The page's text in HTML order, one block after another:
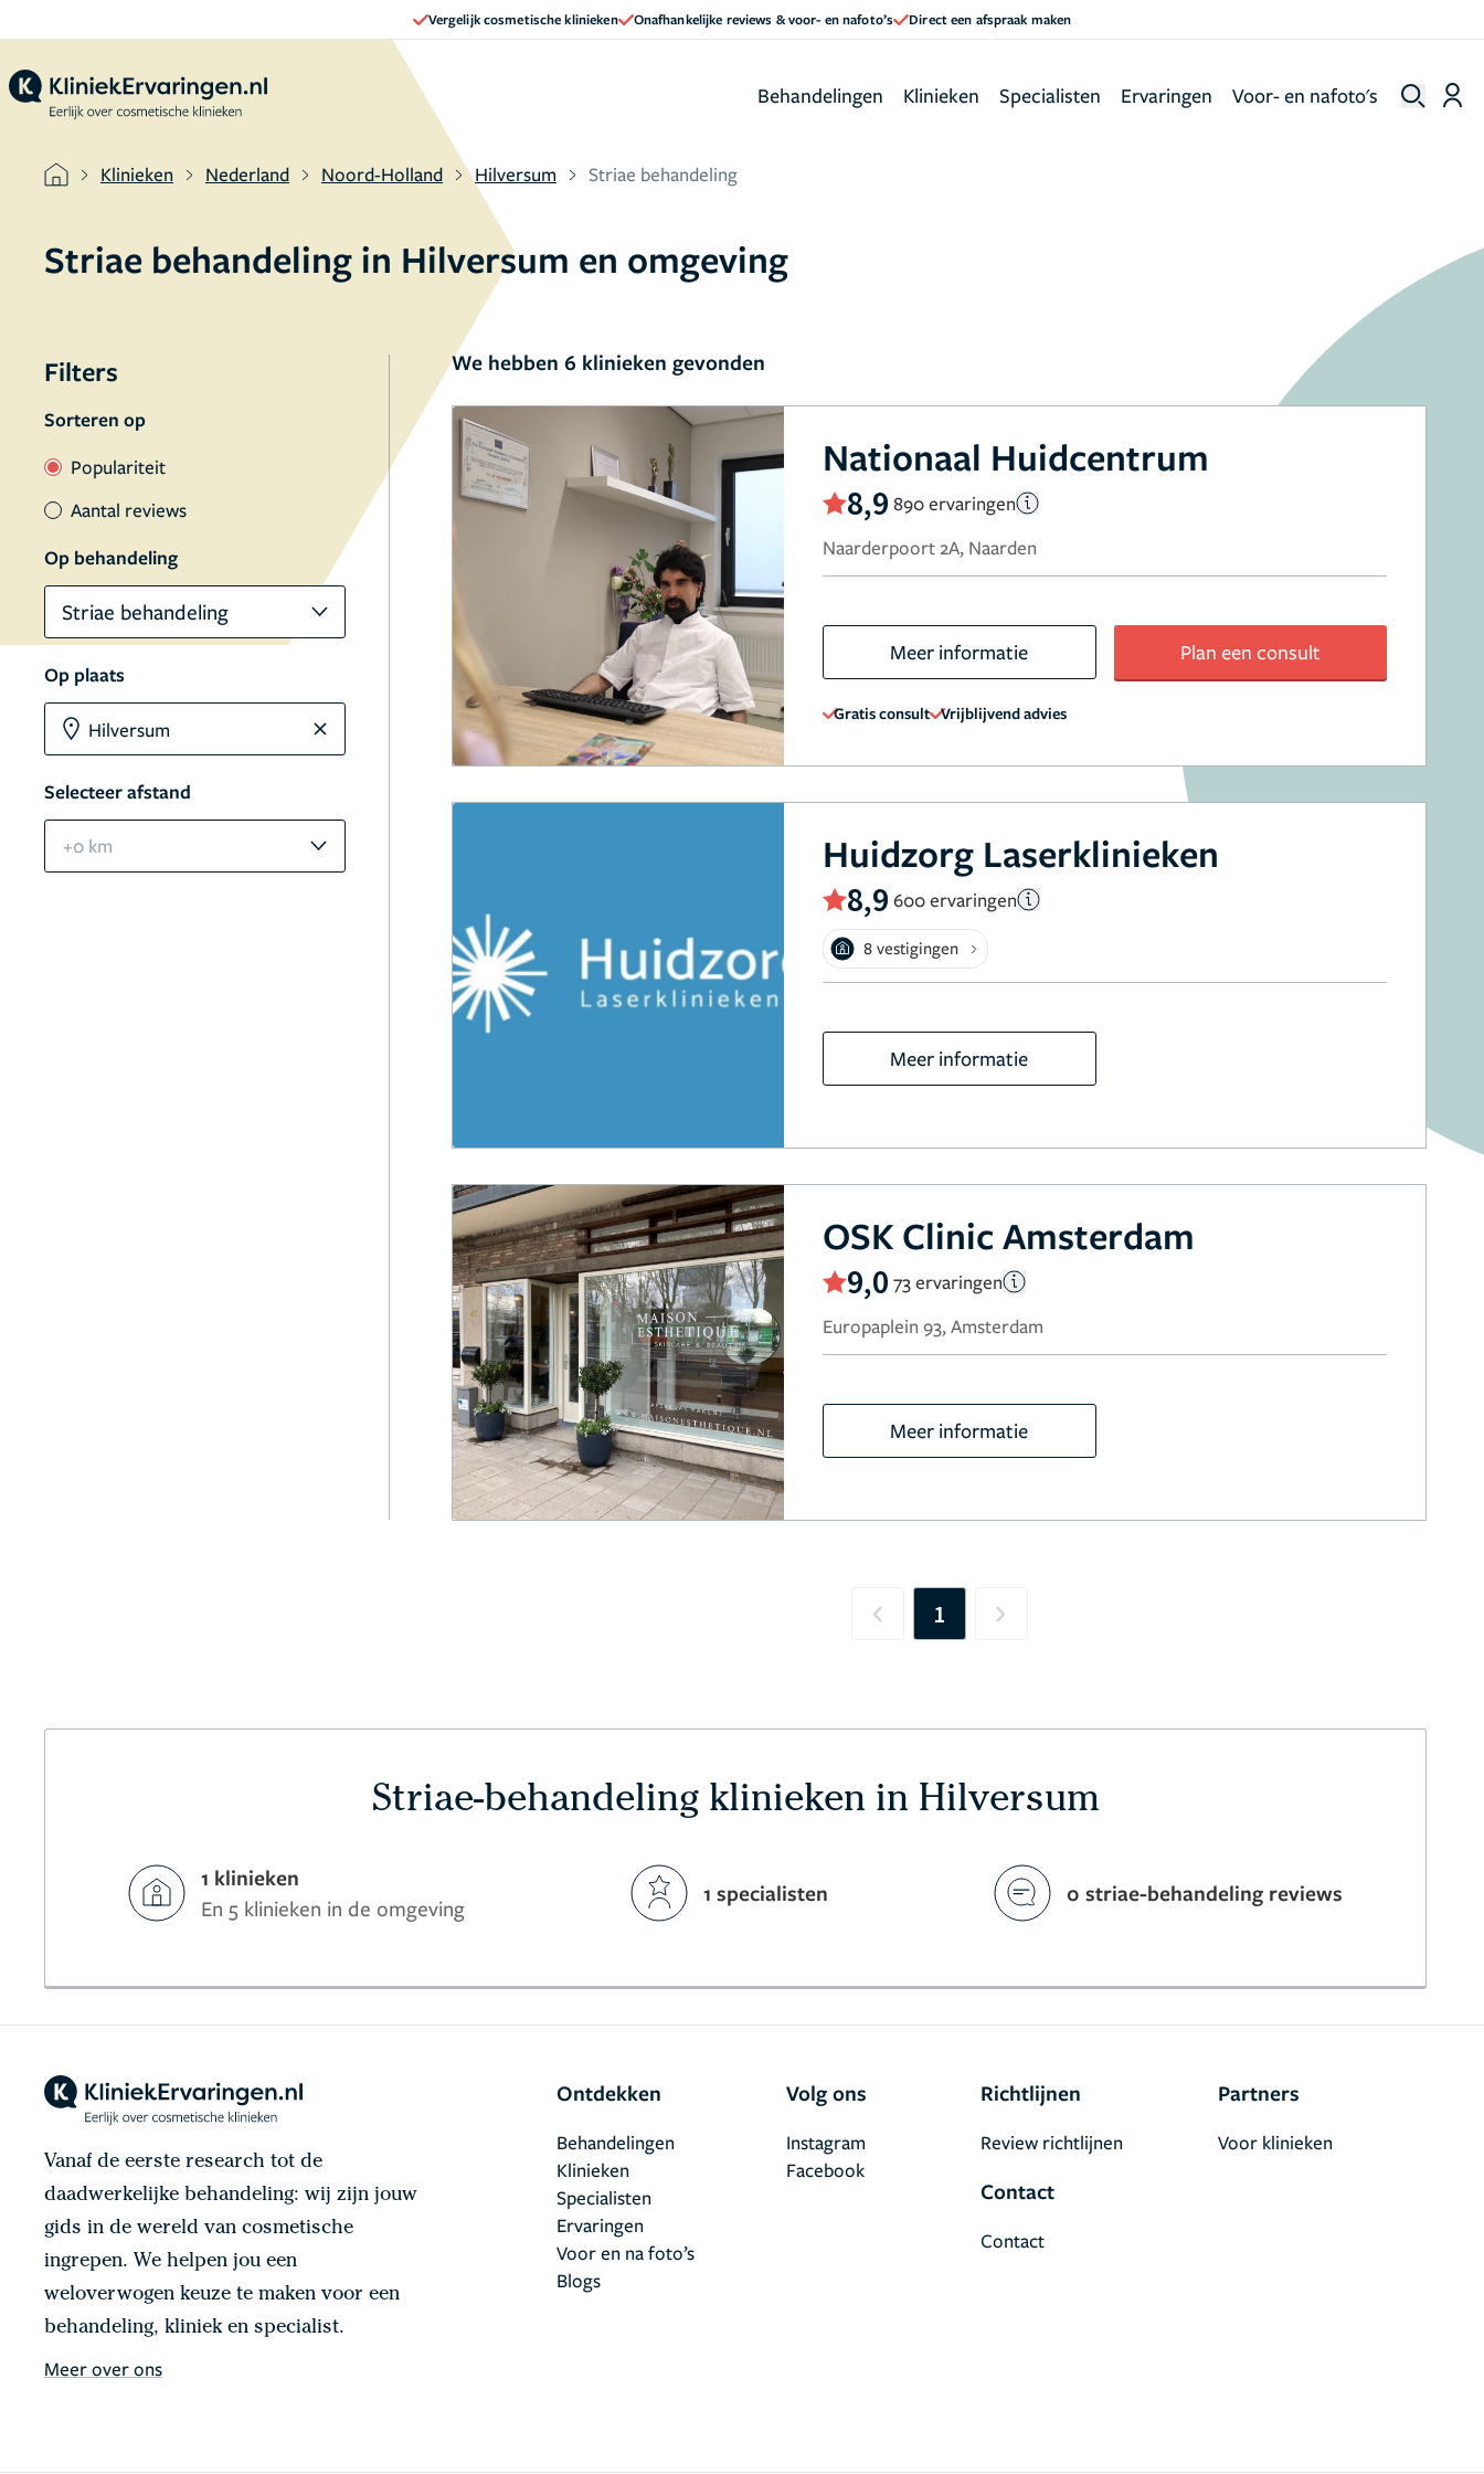
Vergelijk cosmetische klinieken Onafhankelijke reviews & voor- en nafoto’s Direct een afspraak maken
Behandelingen Klinieken Specialisten Ervaringen Voor- en nafoto's
Klinieken Nederland Noord-Holland Hilversum Striae behandeling
Striae behandeling in Hilversum en omgeving
Filters
Sorteren op
Populariteit
Aantal reviews
Op behandeling
Striae behandeling
Op plaats
Selecteer afstand
+0 km
We hebben 6 klinieken gevonden
Nationaal Huidcentrum
8,9 890 ervaringen
Naarderpoort 2A, Naarden
Meer informatie Plan een consult
Gratis consult Vrijblijvend advies
Huidzorg Laserklinieken
8,9 600 ervaringen
8 vestigingen
Meer informatie
OSK Clinic Amsterdam
9,0 73 ervaringen
Europaplein 93, Amsterdam
Meer informatie
Previous
1 Next
Striae-behandeling klinieken in Hilversum
1 klinieken
En 5 klinieken in de omgeving
1 specialisten 0 striae-behandeling reviews
Vanaf de eerste research tot de
daadwerkelijke behandeling: wij zijn jouw
gids in de wereld van cosmetische
ingrepen. We helpen jou een
weloverwogen keuze te maken voor een
behandeling, kliniek en specialist.
Meer over ons
Ontdekken
Behandelingen
Klinieken
Specialisten
Ervaringen
Voor en na foto’s
Blogs
Volg ons
Facebook
Instagram
Richtlijnen
Review richtlijnen
Contact
Contact
Partners
Voor klinieken